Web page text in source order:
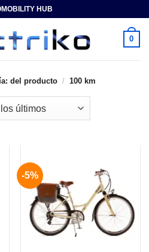
HUB
0
del producto / 100 km
-5%